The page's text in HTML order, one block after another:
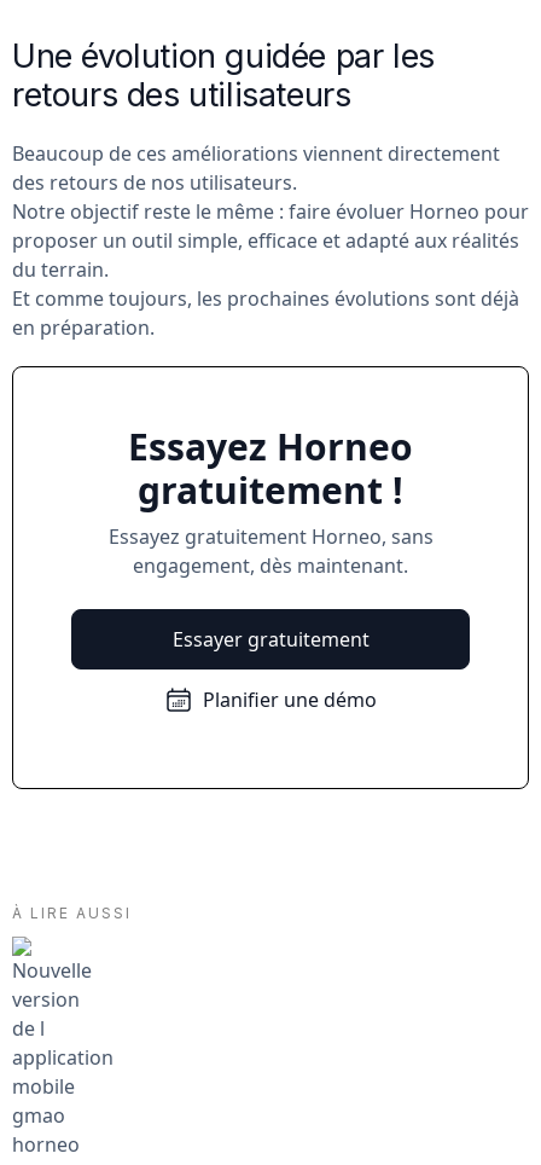
Une évolution guidée par les
retours des utilisateurs
Beaucoup de ces améliorations viennent directement
des retours de nos utilisateurs.
Notre objectif reste le même : faire évoluer Horneo pour
proposer un outil simple, efficace et adapté aux réalités
du terrain.
Et comme toujours, les prochaines évolutions sont déjà
en préparation.
Essayez Horneo
gratuitement !
Essayez gratuitement Horneo, sans
engagement, dès maintenant.
Essayer gratuitement
Planifier une démo
À LIRE AUSSI